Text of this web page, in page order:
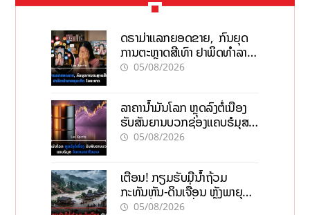
ດຣາມ່າແລກຍອດຂາຍ, ກົນຍຸດ
ການຕະຫຼາດສີເທົາ ຢາພິດທຳລາຍ
ທຸລະກິດ ໄລຍະຍາວ
05/08/2026
ລາຄານ້ຳມັນໂລກ ຫຼຸດລົງຕໍ່ເນື່ອງ
ຮັບສັນຍານບວກຊ່ອງແຄບຮໍມຸສ
ຈັບຕາລາຄາໃນລາວ
05/08/2026
ເຕືອນ! ກຽມຮັບມືນໍ້າຖ້ວມ
ກະທັນຫັນ-ດິນເຈື່ອນ ຫຼັງພາຍຸຝົນ
ຍັງສືບຕໍ່ຕົກໜັກທົ່ວປະເທດ
05/08/2026